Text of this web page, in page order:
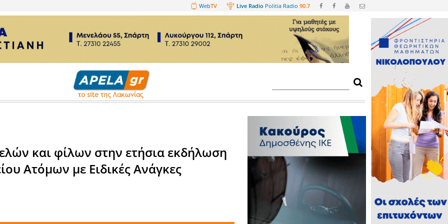
Web TV Live Radio
μελών και φίλων στην ετήσια εκδήλωση
Ατόμων με Ειδικές Ανάγκες